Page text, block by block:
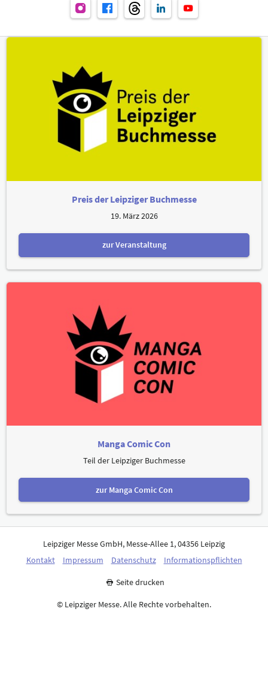
Preis der Leipziger Buchmesse
19. März 2026
zur Veranstaltung
Manga Comic Con
Teil der Leipziger Buchmesse
zur Manga Comic Con
Leipziger Messe GmbH, Messe-Allee 1, 04356 Leipzig
Kontakt
Impressum Datenschutz Informationspflichten
Seite drucken
© Leipziger Messe. Alle Rechte vorbehalten.